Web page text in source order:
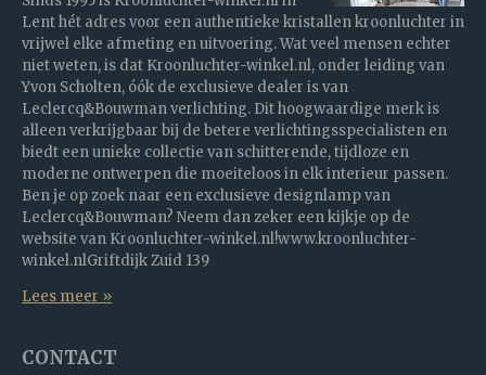
Lent hét adres voor een authentieke kristallen kroonluchter in
vrijwel elke afmeting en uitvoering. Wat veel mensen echter
niet weten, is dat Kroonluchter-winkel.nl, onder leiding van
Yvon Scholten, óók de exclusieve dealer is van
Leclercq&Bouwman verlichting. Dit hoogwaardige merk is
alleen verkrijgbaar bij de betere verlichtingsspecialisten en
biedt een unieke collectie van schitterende, tijdloze en
moderne ontwerpen die moeiteloos in elk interieur passen.
Ben je op zoek naar een exclusieve designlamp van
Leclercq&Bouwman? Neem dan zeker een kijkje op de
website van Kroonluchter-winkel.nl!www.kroonluchter-
winkel.nlGriftdijk Zuid 139
Lees meer »
CONTACT